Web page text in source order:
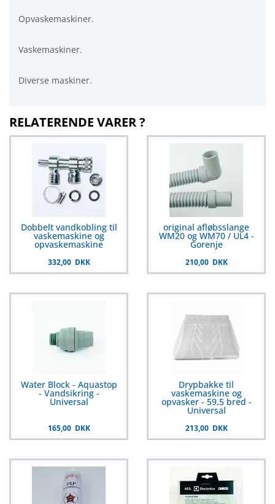
Opvaskemaskiner.
Vaskemaskiner.
Diverse maskiner.
RELATERENDE VARER ?
Dobbelt vandkobling til
vaskemaskine og
opvaskemaskine
332,00 DKK
original afløbsslange
WM20 og WM70 / UL4 -
Gorenje
210,00 DKK
Water Block - Aquastop
- Vandsikring -
Universal
165,00 DKK
Drypbakke til
vaskemaskine og
opvasker - 59,5 bred -
Universal
213,00 DKK